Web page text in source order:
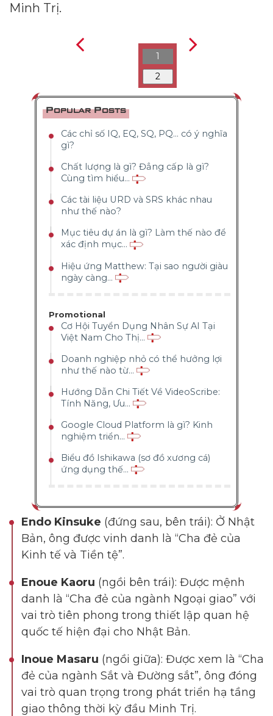
Minh Trị.
1
2
Popular Posts
Các chỉ số IQ, EQ, SQ, PQ... có ý nghĩa
gì?
Chất lượng là gì? Đẳng cấp là gì?
Cùng tìm hiểu...
Các tài liệu URD và SRS khác nhau
như thế nào?
Mục tiêu dự án là gì? Làm thế nào để
xác định mục...
Hiệu ứng Matthew: Tại sao người giàu
ngày càng...
Promotional
Cơ Hội Tuyển Dụng Nhân Sự AI Tại
Việt Nam Cho Thị...
Doanh nghiệp nhỏ có thể hưởng lợi
như thế nào từ...
Hướng Dẫn Chi Tiết Về VideoScribe:
Tính Năng, Ưu...
Google Cloud Platform là gì? Kinh
nghiệm triển...
Biểu đồ Ishikawa (sơ đồ xương cá)
ứng dụng thế...
Endo Kinsuke (đứng sau, bên trái): Ở Nhật
Bản, ông được vinh danh là “Cha đẻ của
Kinh tế và Tiền tệ”.
Enoue Kaoru (ngồi bên trái): Được mệnh
danh là “Cha đẻ của ngành Ngoại giao” với
vai trò tiên phong trong thiết lập quan hệ
quốc tế hiện đại cho Nhật Bản.
Inoue Masaru (ngồi giữa): Được xem là “Cha
đẻ của ngành Sắt và Đường sắt”, ông đóng
vai trò quan trọng trong phát triển hạ tầng
giao thông thời kỳ đầu Minh Trị.